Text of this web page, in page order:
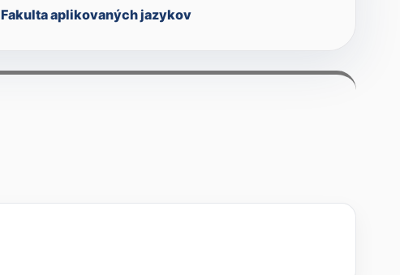
Fakulta aplikovaných jazykov